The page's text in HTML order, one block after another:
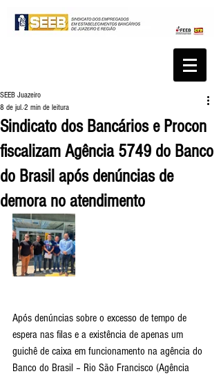
Sindicato dos Bancários e Procon
fiscalizam Agência 5749 do Banco
do Brasil após denúncias de
demora no atendimento
SEEB Juazeiro
8 de jul.2 min de leitura
Após denúncias sobre o excesso de tempo de
espera nas filas e a existência de apenas um
guichê de caixa em funcionamento na agência do
Banco do Brasil – Rio São Francisco (Agência